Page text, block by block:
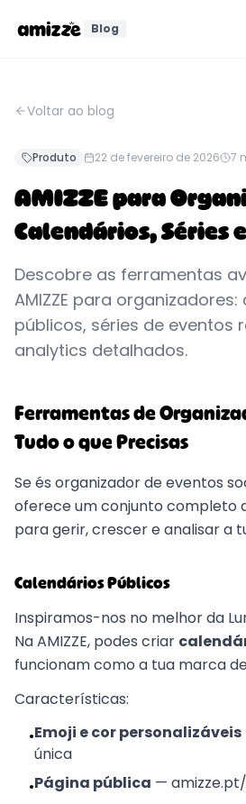
Blog
Voltar ao blog
Produto 22 de fevereiro de 2026 7
AMIZZE para
Calendários, Séries
Descobre as ferramentas
AMIZZE para
públicos, séries de eventos
analytics detalhados.
Ferramentas de
Tudo o que Precisas
Se és organizador de eventos
oferece um conjunto completo
para gerir, crescer e analisar a
Calendários Públicos
Inspiramos-nos no melhor da
Na AMIZZE, podes criar
funcionam como a tua marca
Características:
•Emoji e cor personalizáveis
única
•Página pública —